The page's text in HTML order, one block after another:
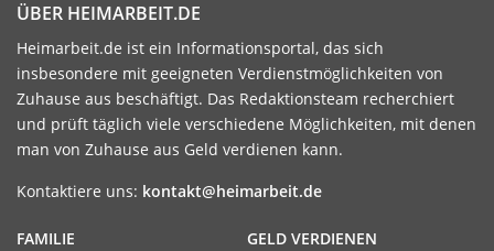
ÜBER HEIMARBEIT.DE
Heimarbeit.de ist ein Informationsportal, das sich
insbesondere mit geeigneten Verdienstmöglichkeiten von
Zuhause aus beschäftigt. Das Redaktionsteam recherchiert
und prüft täglich viele verschiedene Möglichkeiten, mit denen
man von Zuhause aus Geld verdienen kann.
Kontaktiere uns: kontakt@heimarbeit.de
GELD VERDIENEN
FAMILIE